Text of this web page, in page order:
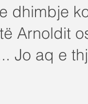
dhimbje
Arnoldit
Jo aq e